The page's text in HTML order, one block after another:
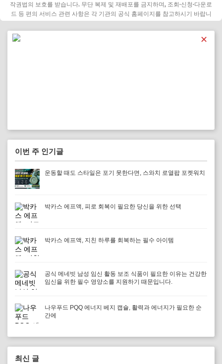
작권법의 보호를 받습니다. 무단 복제 및 재배포를 금지하며, 조회·신청·다운로
드 등 편의 서비스 관련 사항은 각 기관의 공식 홈페이지를 참고하시기 바랍니
✕
이번 주 인기글
운동할 때도 스타일은 포기 못한다면, 스와치 로열팝 포켓워치
박카스 에프액, 피로 회복이 필요한 당신을 위한 선택
박카스 에프액, 지친 하루를 회복하는 필수 아이템
공식 메네빗 남성 임신 활동 보조 식품이 필요한 이유는 건강한
임신을 위한 필수 영양소를 지원하기 때문입니다.
나우푸드 PQQ 에너지 베지 캡슐, 활력과 에너지가 필요한 순
간에
최신 글